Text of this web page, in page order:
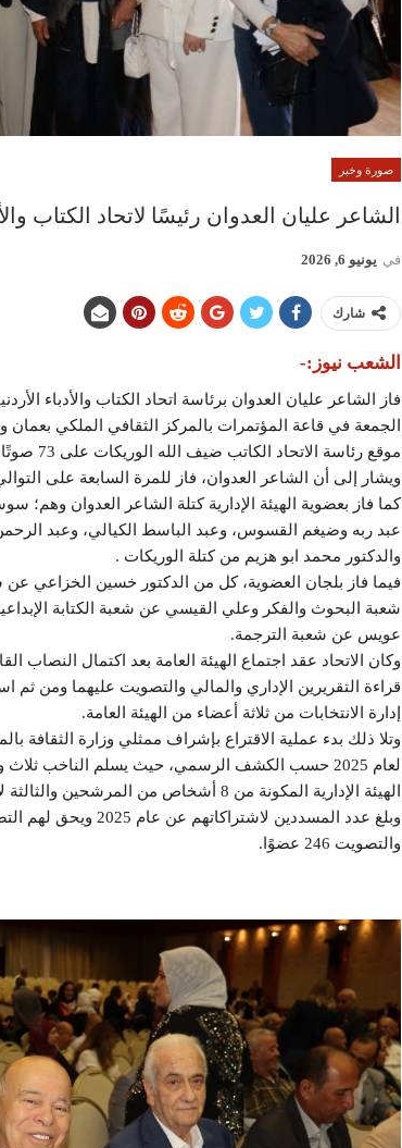
صورة وخبر
الشاعر عليان العدوان رئيسًا لاتحاد الكتاب
في يونيو 6, 2026
شارك
الشعب نيوز:-
فاز الشاعر عليان العدوان برئاسة اتحاد الكتاب والأدباء
موقع رئاسة الاتحاد الكاتب ضيف الله الوريكات على 73 صوتًا.
ويشار إلى أن الشاعر العدوان، فاز للمرة السابعة على
كما فاز بعضوية الهيئة الإدارية كتلة الشاعر العدوان وهم؛
عبد ربه وضيغم القسوس، وعبد الباسط الكيالي، وعبد
والدكتور محمد ابو هزيم من كتلة الوريكات .
فيما فاز بلجان العضوية، كل من الدكتور خسين الخزاعي عن
شعبة البحوث والفكر وعلي القيسي عن شعبة الكتابة
عويس عن شعبة الترجمة.
وكان الاتحاد عقد اجتماع الهيئة العامة بعد اكتمال النصاب
قراءة التقريرين الإداري والمالي والتصويت عليهما ومن ثم
إدارة الانتخابات من ثلاثة أعضاء من الهيئة العامة.
وتلا ذلك بدء عملية الاقتراع بإشراف ممثلي وزارة الثقافة
لعام 2025 حسب الكشف الرسمي، حيث يسلم الناخب
الهيئة الإدارية المكونة من 8 أشخاص من المرشحين والثالثة لانتخاب لجنة العضوية.
والتصويت 246 عضوًا.